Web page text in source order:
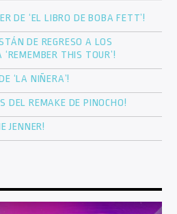
DE ‘EL LIBRO DE BOBA FETT’!
DE REGRESO A LOS
THIS TOUR’!
‘LA NIÑERA’!
DEL REMAKE DE PINOCHO!
JENNER!